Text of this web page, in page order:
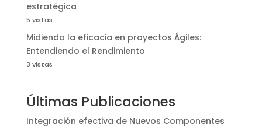
estratégica
5 vistas
Midiendo la eficacia en proyectos Ágiles:
Entendiendo el Rendimiento
3 vistas
Últimas Publicaciones
Integración efectiva de Nuevos Componentes